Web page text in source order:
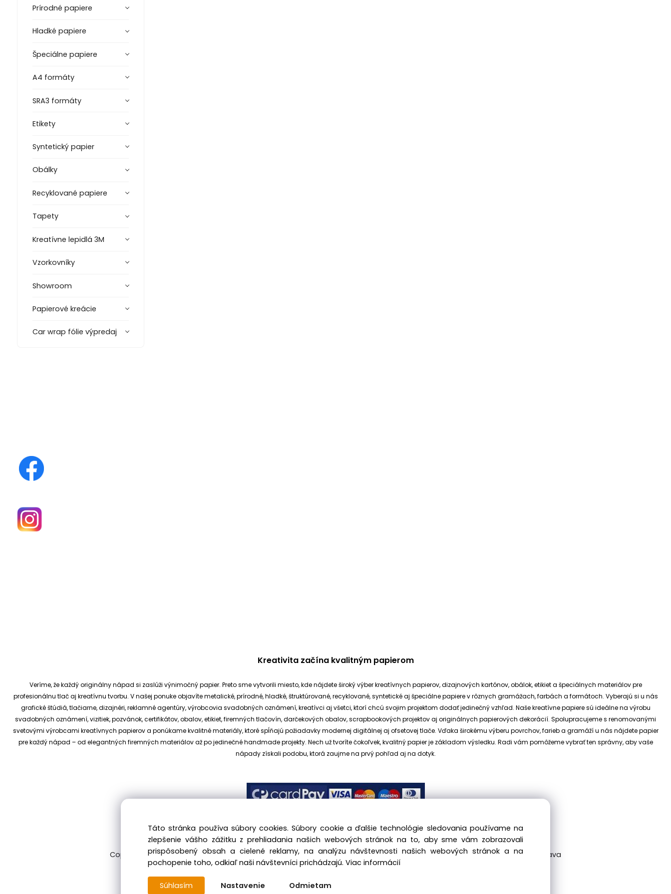
Prírodné papiere
Hladké papiere
Špeciálne papiere
A4 formáty
SRA3 formáty
Etikety
Syntetický papier
Obálky
Recyklované papiere
Tapety
Kreatívne lepidlá 3M
Vzorkovníky
Showroom
Papierové kreácie
Car wrap fólie výpredaj
Kreativita začína kvalitným papierom
Veríme, že každý originálny nápad si zaslúži výnimočný papier. Preto sme vytvorili miesto, kde nájdete široký výber kreatívnych papierov, dizajnových kartónov, obálok, etikiet a špeciálnych materiálov pre
profesionálnu tlač aj kreatívnu tvorbu. V našej ponuke objavíte metalické, prírodné, hladké, štruktúrované, recyklované, syntetické aj špeciálne papiere v rôznych gramážach, farbách a formátoch. Vyberajú si u nás
grafické štúdiá, tlačiarne, dizajnéri, reklamné agentúry, výrobcovia svadobných oznámení, kreatívci aj všetci, ktorí chcú svojim projektom dodať jedinečný vzhľad. Naše kreatívne papiere sú ideálne na výrobu
svadobných oznámení, vizitiek, pozvánok, certifikátov, obalov, etikiet, firemných tlačovín, darčekových obalov, scrapbookových projektov aj originálnych papierových dekorácií. Spolupracujeme s renomovanými
svetovými výrobcami kreatívnych papierov a ponúkame kvalitné materiály, ktoré spĺňajú požiadavky modernej digitálnej aj ofsetovej tlače. Vďaka širokému výberu povrchov, farieb a gramáží u nás nájdete papier
pre každý nápad – od elegantných firemných materiálov až po jedinečné handmade projekty. Nech už tvoríte čokoľvek, kvalitný papier je základom výsledku. Radi vám pomôžeme vybrať ten správny, aby vaše
nápady získali podobu, ktorá zaujme na prvý pohľad aj na dotyk.
Copyright © 2017 kreativnypapier.sk, All rights reserved | hajekova@kreativnypapier.sk | Beckovská 38/A, 831 04 Bratislava
Táto stránka používa súbory cookies. Súbory cookie a ďalšie technológie sledovania používame na
zlepšenie vášho zážitku z prehliadania našich webových stránok na to, aby sme vám zobrazovali
prispôsobený obsah a cielené reklamy, na analýzu návštevnosti našich webových stránok a na
pochopenie toho, odkiaľ naši návštevníci prichádzajú. Viac informácií
Súhlasím Nastavenie Odmietam